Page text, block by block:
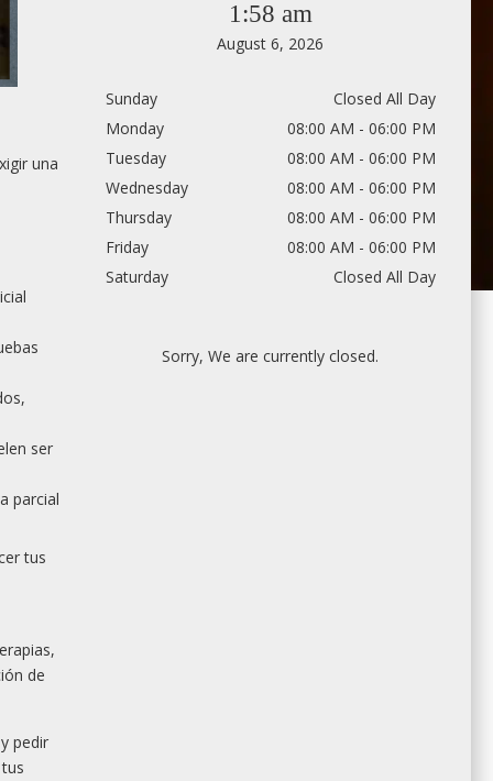
una
ser
parcial
tus
de
pedir
1:58 am
August 6, 2026
Sunday
Closed All Day
Monday
08:00 AM - 06:00 PM
Tuesday
08:00 AM - 06:00 PM
Wednesday
08:00 AM - 06:00 PM
Thursday
08:00 AM - 06:00 PM
Friday
08:00 AM - 06:00 PM
Saturday
Closed All Day
Sorry, We are currently closed.